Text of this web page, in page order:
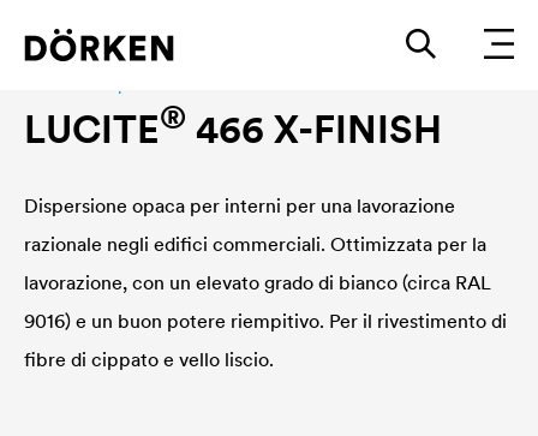
LUCITE® 466 X-FINISH
Dispersione opaca per interni per una lavorazione
razionale negli edifici commerciali. Ottimizzata per la
lavorazione, con un elevato grado di bianco (circa RAL
9016) e un buon potere riempitivo. Per il rivestimento di
fibre di cippato e vello liscio.